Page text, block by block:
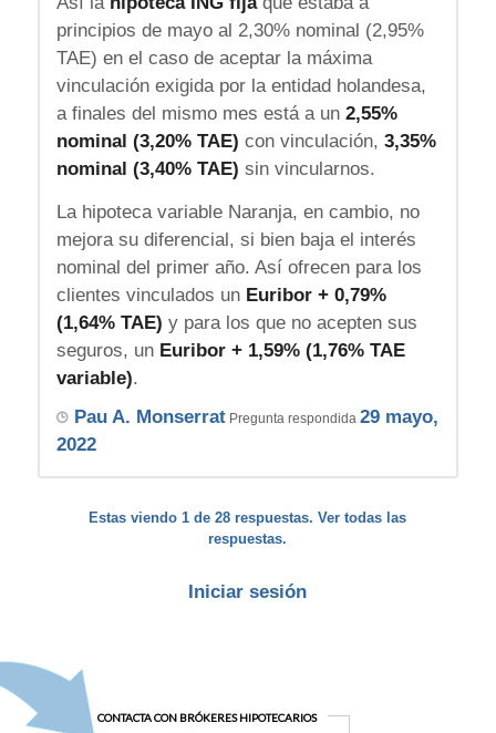
principios de mayo al 2,30% nominal (2,95%
TAE) en el caso de aceptar la máxima
vinculación exigida por la entidad holandesa,
a finales del mismo mes está a un 2,55%
nominal (3,20% TAE) con vinculación, 3,35%
nominal (3,40% TAE) sin vincularnos.
La hipoteca variable Naranja, en cambio, no
mejora su diferencial, si bien baja el interés
nominal del primer año. Así ofrecen para los
clientes vinculados un Euribor + 0,79%
(1,64% TAE) y para los que no acepten sus
seguros, un Euribor + 1,59% (1,76% TAE
variable).
Pau A. MonserratPregunta respondida 29 mayo,
2022
Estas viendo 1 de 28 respuestas. Ver todas las
respuestas.
Iniciar sesión